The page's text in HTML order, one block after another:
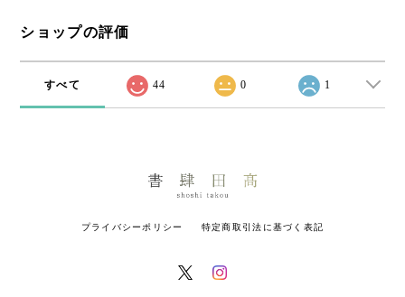
ショップの評価
すべて 44 0 1
プライバシーポリシー 特定商取引法に基づく表記